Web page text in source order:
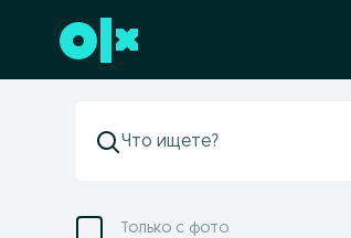
Перейти к нижнему колонтитулу
Только с фото